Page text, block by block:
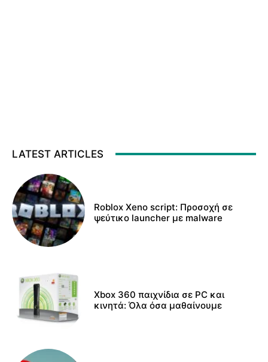
LATEST ARTICLES
Roblox Xeno script: Προσοχή σε
ψεύτικο launcher με malware
Xbox 360 παιχνίδια σε PC και
κινητά: Όλα όσα μαθαίνουμε